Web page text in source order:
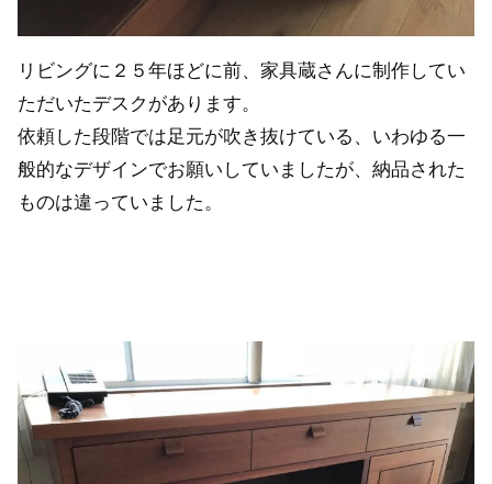
リビングに２５年ほどに前、家具蔵さんに制作してい
ただいたデスクがあります。
依頼した段階では足元が吹き抜けている、いわゆる一
般的なデザインでお願いしていましたが、納品された
ものは違っていました。